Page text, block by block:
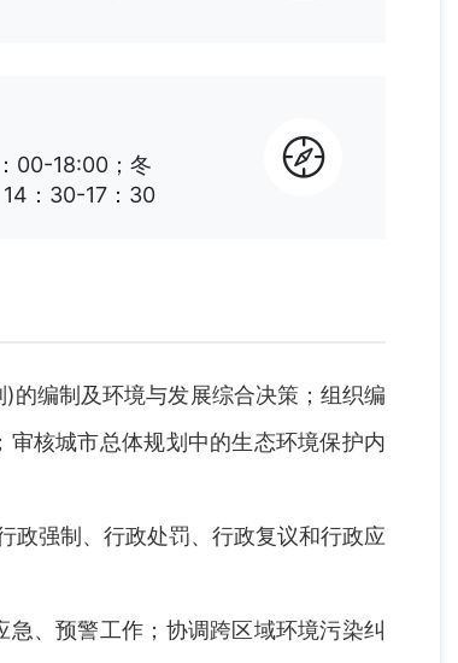
00-18:00；冬
：30-17：30
编制及环境与发展综合决策；组织编
核城市总体规划中的生态环境保护内
强制、行政处罚、行政复议和行政应
、预警工作；协调跨区域环境污染纠